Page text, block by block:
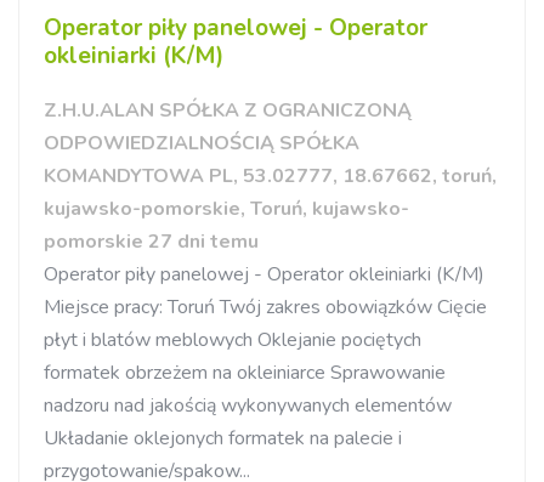
Operator piły panelowej - Operator
okleiniarki (K/M)
Z.H.U.ALAN SPÓŁKA Z OGRANICZONĄ
ODPOWIEDZIALNOŚCIĄ SPÓŁKA
KOMANDYTOWA PL, 53.02777, 18.67662, toruń,
kujawsko-pomorskie, Toruń, kujawsko-
pomorskie 27 dni temu
Operator piły panelowej - Operator okleiniarki (K/M)
Miejsce pracy: Toruń Twój zakres obowiązków Cięcie
płyt i blatów meblowych Oklejanie pociętych
formatek obrzeżem na okleiniarce Sprawowanie
nadzoru nad jakością wykonywanych elementów
Układanie oklejonych formatek na palecie i
przygotowanie/spakow...